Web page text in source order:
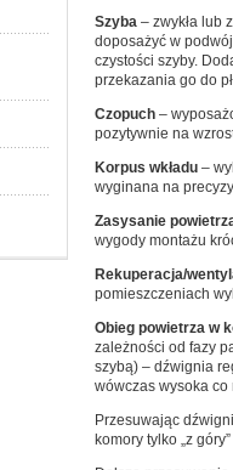
Szyba – zwykła lub
doposażyć w
czystości szyby.
przekazania go do
Czopuch –
pozytywnie na
Korpus wkładu –
wyginana na
Zasysanie
wygody montażu
Rekuperacja/
pomieszczeniach
Obieg powietrza w
zależności od fazy
szybą) – dźwignia
wówczas wysoka co
Przesuwając
komory tylko „z